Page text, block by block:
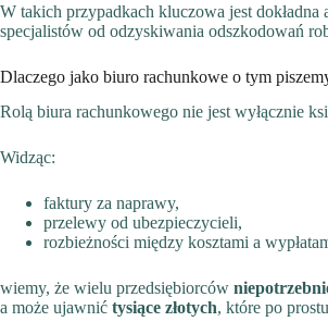
W takich przypadkach kluczowa jest
specjalistów od odzyskiwania odszkodowań
Dlaczego jako biuro rachunkowe o tym
Rolą biura rachunkowego nie jest wyłącznie
Widząc:
faktury za naprawy,
przelewy od ubezpieczycieli,
rozbieżności między kosztami a
wiemy, że wielu przedsiębiorców
a może ujawnić tysiące złotych, które po